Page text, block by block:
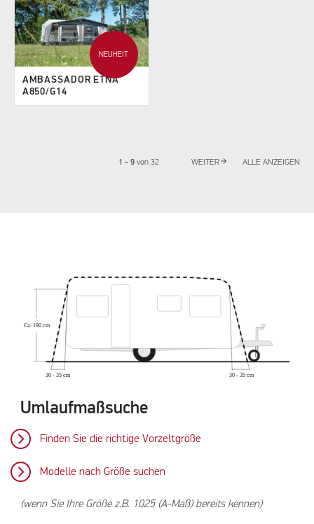
NEUHEIT
AMBASSADOR ETNA
A850/G14
1 - 9 von32 WEITERarrow_forward ALLE ANZEIGEN
Umlaufmaßsuche
Finden Sie die richtige Vorzeltgröße
Modelle nach Größe suchen
(wenn Sie Ihre Größe z.B. 1025 (A-Maß) bereits kennen)